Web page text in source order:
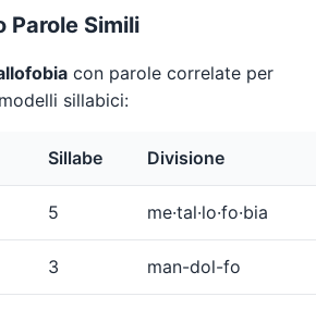
Parole Simili
con parole correlate per
sillabici:
Sillabe Divisione
5 me·tal·lo·fo·bia
3 man-dol-fo